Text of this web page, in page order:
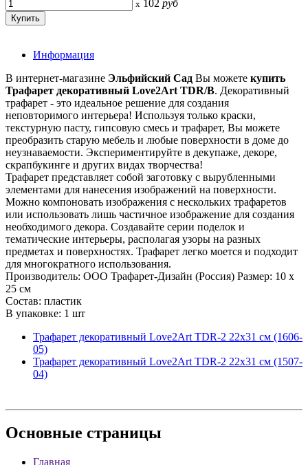
x 102 руб
Информация
В интернет-магазине Эльфийский Сад Вы можете купить
Трафарет декоративный Love2Art TDR/B. Декоративный
трафарет - это идеальное решение для создания
неповторимого интерьера! Используя только краски,
текстурную пасту, гипсовую смесь и трафарет, Вы можете
преобразить старую мебель и любые поверхности в доме до
неузнаваемости. Экспериментируйте в декупаже, декоре,
скрапбукинге и других видах творчества!
Трафарет представляет собой заготовку с вырубленными
элементами для нанесения изображений на поверхности.
Можно компоновать изображения с нескольких трафаретов
или использовать лишь частичное изображение для создания
необходимого декора. Создавайте серии поделок и
тематические интерьеры, располагая узоры на разных
предметах и поверхностях. Трафарет легко моется и подходит
для многократного использования.
Производитель: ООО Трафарет-Дизайн (Россия) Размер: 10 x
25 см
Состав: пластик
В упаковке: 1 шт
Трафарет декоративный Love2Art TDR-2 22х31 см (1606-
05)
Трафарет декоративный Love2Art TDR-2 22х31 см (1507-
04)
Основные страницы
Главная